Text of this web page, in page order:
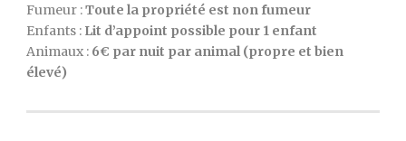
Fumeur :Toute la propriété est non fumeur
Enfants : Lit d’appoint possible pour 1 enfant
Animaux : 6€ par nuit par animal (propre et bien
élevé)